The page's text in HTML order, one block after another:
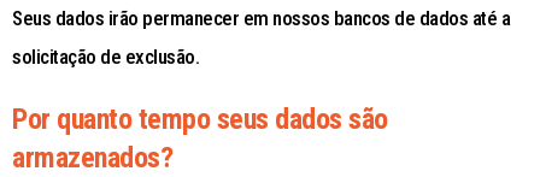
Seus dados irão permanecer em nossos bancos de dados até a
solicitação de exclusão.
Por quanto tempo seus dados são
armazenados?